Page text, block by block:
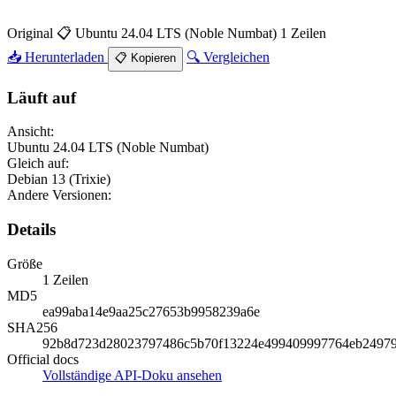
Original 📋 Ubuntu 24.04 LTS (Noble Numbat) 1 Zeilen
📥 Herunterladen
📋 Kopieren 🔍 Vergleichen
Läuft auf
Ansicht:
Ubuntu 24.04 LTS (Noble Numbat)
Gleich auf:
Debian 13 (Trixie)
Andere Versionen:
Details
Größe
1 Zeilen
MD5
ea99aba14e9aa25c27653b9958239a6e
SHA256
Official docs
Vollständige API-Doku ansehen